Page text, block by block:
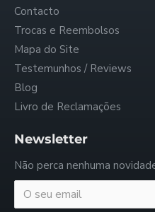
Contacto
Trocas e Reembolsos
Mapa do Site
Testemunhos / Reviews
Blog
Livro de Reclamações
Newsletter
Não perca nenhuma